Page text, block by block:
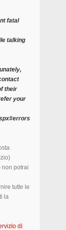
fatal
talking
their
your
non potrai
tutte le
la
di